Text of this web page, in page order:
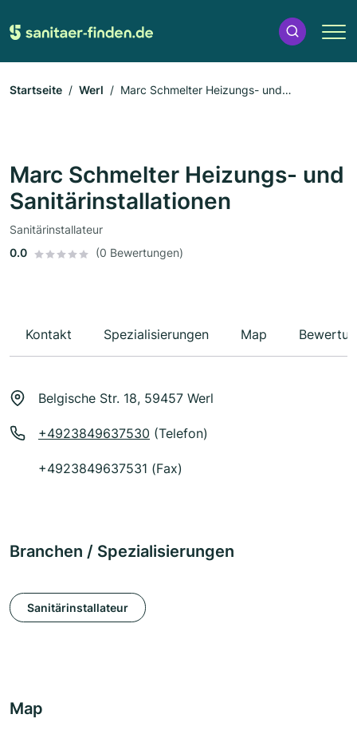
Startseite Werl
Marc Schmelter Heizungs- und
Marc Schmelter Heizungs- und
Sanitärinstallationen
Sanitärinstallateur
0.0
(0 Bewertungen)
Kontakt Spezialisierungen Map
Belgische Str. 18, 59457 Werl
+4923849637530 (Telefon)
+4923849637531 (Fax)
Branchen / Spezialisierungen
Sanitärinstallateur
Map